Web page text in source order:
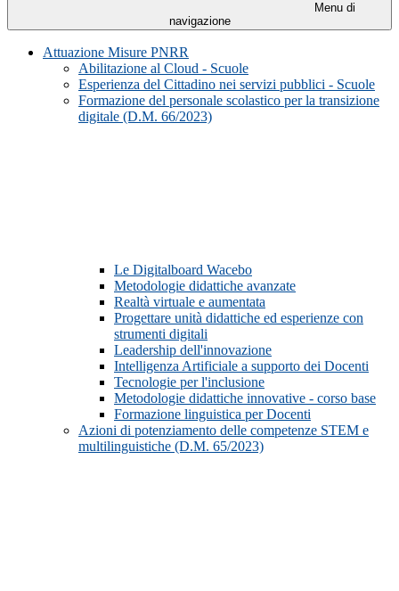
Menu di
navigazione
Attuazione Misure PNRR
Abilitazione al Cloud - Scuole
Esperienza del Cittadino nei servizi pubblici - Scuole
Formazione del personale scolastico per la transizione
digitale (D.M. 66/2023)
Le Digitalboard Wacebo
Metodologie didattiche avanzate
Realtà virtuale e aumentata
Progettare unità didattiche ed esperienze con
strumenti digitali
Leadership dell'innovazione
Intelligenza Artificiale a supporto dei Docenti
Tecnologie per l'inclusione
Metodologie didattiche innovative - corso base
Formazione linguistica per Docenti
Azioni di potenziamento delle competenze STEM e
multilinguistiche (D.M. 65/2023)